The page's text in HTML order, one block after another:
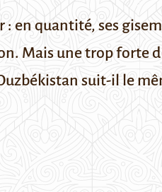
: en quantité, ses
Mais une trop forte
suit-il le